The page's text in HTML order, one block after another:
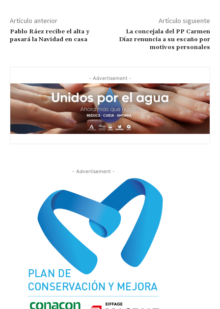
Artículo anterior
Pablo Ráez recibe el alta y
pasará la Navidad en casa
Artículo siguiente
La concejala del PP Carmen
Díaz renuncia a su escaño por
motivos personales
- Advertisement -
- Advertisement -